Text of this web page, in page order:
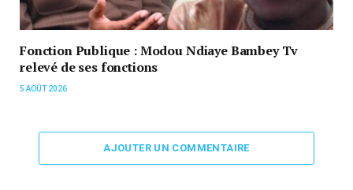
Fonction Publique : Modou Ndiaye Bambey Tv
relevé de ses fonctions
5 AOÛT 2026
AJOUTER UN COMMENTAIRE